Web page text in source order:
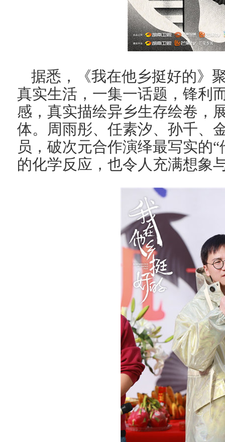
据悉，《我在他乡挺好的》
真实生活，一集一话题，锋利
感，真实描绘异乡生存绘卷，
体。周雨彤、任素汐、孙千、
员，破次元合作演绎最写实的
的化学反应，也令人充满想象